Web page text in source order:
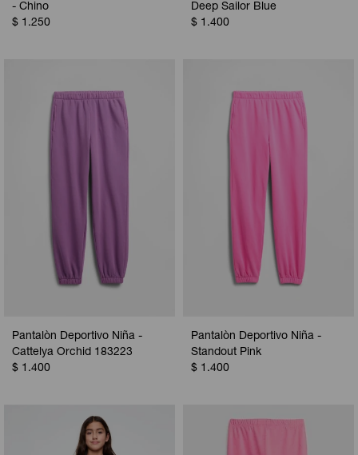
- Chino
$ 1.250
Deep Sailor Blue
$ 1.400
Pantalòn Deportivo Niña -
Cattelya Orchid 183223
$ 1.400
Pantalòn Deportivo Niña -
Standout Pink
$ 1.400